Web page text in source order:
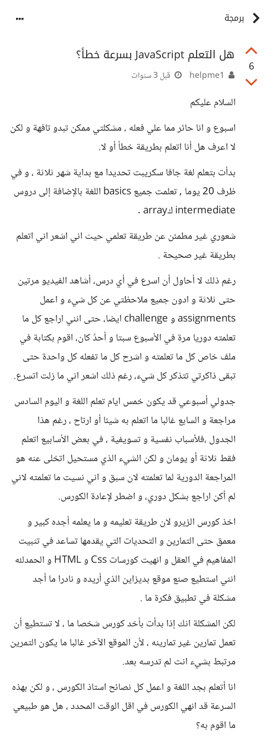
برمجة
6
هل التعلم JavaScript بسرعة خطأ؟
قبل 3 سنوات
السلام عليكم
اسبوع و انا حائر مما علي فعله ، مشكلتي ممكن تبدو تافهة و لكن
لا اعرف هل أنا اتعلم بطريقة خطأ أو لا.
بدأت بتعلم لغة جافا سكريبت تحديدا مع بداية شهر ثلاثة ، و في
ظرف 20 يوما , تعلمت جميع basics اللغة بالإضافة إلى دروس
intermediate كarray .
شعوري غير مطمئن عن طريقة تعلمي حيث اني اشعر اني اتعلم
بطريقة غير صحيحة .
رغم ذلك لا أحاول أن اسرع في أي درس، أشاهد الفيديو مرتين
حتى ثلاثة و ادون جميع ملاحظتي عن كل شيء و اعمل
assignments و challenge ايضا، حتى انني اراجع كل ما
تعلمته دوريا مرة في الأسبوع سبتا و أحدً كان، اقوم بكتابة في
ملف خاص كل ما تعلمته و اشرح كل ما تفعله كل واحدة حتى
تبقى ذاكرتي تتذكر كل شيء، رغم ذلك اشعر اني ما زلت اتسرع.
جدولي أسبوعي قد يكون خمس ايام تعلم اللغة و اليوم السادس
مراجعة و السابع غالبا ما اتعلم به شيئا أو ارتاح ، رغم هذا
الجدول ،فلأسباب نفسية و تسويفية ، في بعض الأسابيع اتعلم
فقط ثلاثة أو يومان و لكن الشيء الذي مستحيل اتخلى عنه هو
المراجعة الدورية لما تعلمته لان سبق و اني نسيت ما تعلمته لاني
لم أكن اراجع بشكل دوري، و اضطر لإعادة الكورس.
اخذ كورس الزيرو لان طريقة تعليمه و ما يعلمه أجده كبير و
معمق حتى التمارين و التحديات التي يقدمها تساعد في تثبيت
المفاهيم في العقل و انهيت كورسات Css و HTML و الحمدلله
انني استطيع صنع موقع بديزاين الذي أريده و نادرا ما أجد
مشكلة في تطبيق فكرة ما .
لكن المشكلة انك إذا بدأت بأخد كورس شخصا ما ، لا تستطيع أن
تعمل تمارين غير تمارينه ، لأن الموقع الآخر غالبا ما يكون التمرين
مرتبط بشيء انت لم تدرسه بعد.
انا أتعلم بجد اللغة و اعمل كل نصائح استاذ الكورس ، و لكن بهذه
السرعة قد انهي الكورس في اقل الوقت المحدد ، هل هو طبيعي
ما اقوم به؟